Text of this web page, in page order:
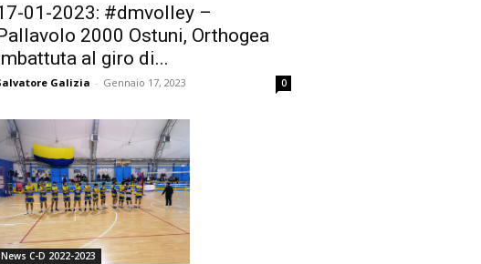
01-2023: #dmvolley –
2000 Ostuni, Orthogea
al giro di...
Galizia - Gennaio 17, 2023 0
News C-D 2022-2023